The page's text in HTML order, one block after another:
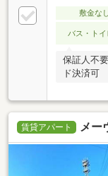
敷金なし
バス・トイ
保証人不
ド決済可
賃貸アパート メー